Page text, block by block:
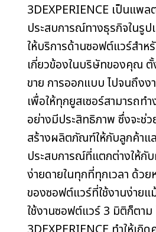
3DEXPERIENCE เป็นแพ
ประสบการณ์ทางธุรกิจในรูป
ให้บริการด้านซอฟต์แวร์สำ
เกี่ยวข้องในบริษัทของคุณ ตั้
ขาย การออกแบบ ไปจนถึง
เพื่อให้ทุกยูสเซอร์สามารถท
อย่างมีประสิทธิภาพ ซึ่งจะช่
สร้างผลิตภัณฑ์ให้กับลูกค้าแ
ประสบการณ์ที่แตกต่างให้กั
ง่ายดายในทุกที่ทุกเวลา ด้วย
ของซอฟต์แวร์ที่ใช้งานง่ายแ
ใช้งานซอฟต์แวร์ 3 มิติก็ตาม